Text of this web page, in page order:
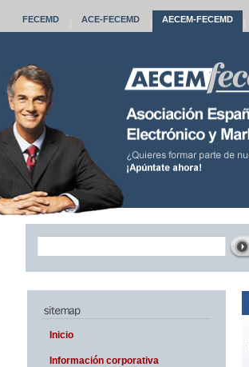
FECEMD ACE-FECEMD AECEM-FECEMD
Inicio
Información corporativa